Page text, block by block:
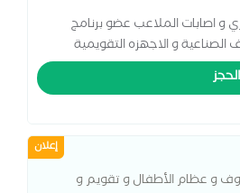
و اصابات الملاعب عضو برنامج
و الاجهزه التقويمية
إعلان
و عظام الأطفال و تقويم و